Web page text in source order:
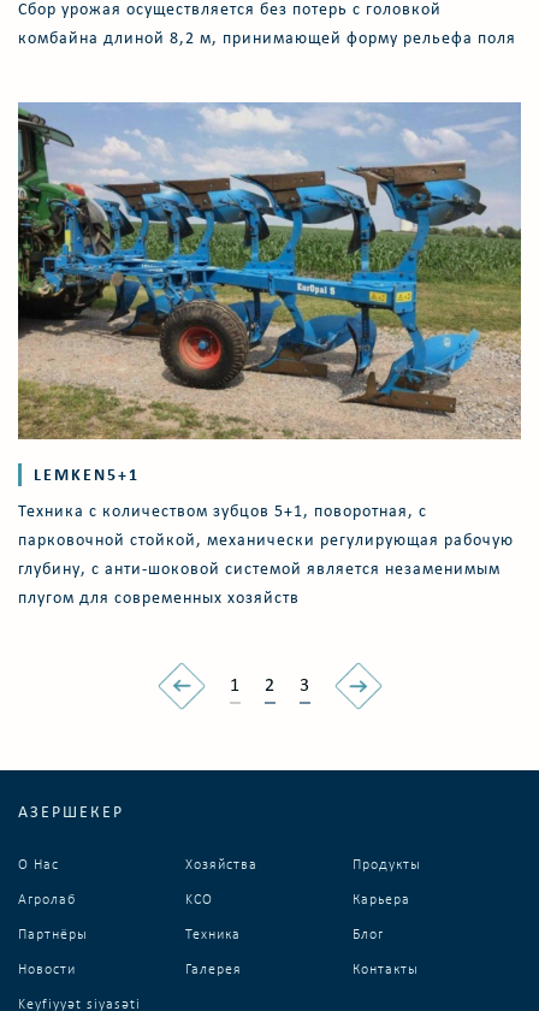
Сбор урожая осуществляется без потерь с головкой
комбайна длиной 8,2 м, принимающей форму рельефа поля
LEMKEN5+1
Техника с количеством зубцов 5+1, поворотная, с
парковочной стойкой, механически регулирующая рабочую
глубину, с анти-шоковой системой является незаменимым
плугом для современных хозяйств
1 2 3
АЗЕРШЕКЕР
О Нас Хозяйства Продукты
Агролаб KCO Карьера
Партнёры Техника Блог
Новости Галерея Контакты
Keyfiyyət siyasəti